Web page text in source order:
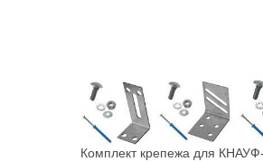
Комплект крепежа для